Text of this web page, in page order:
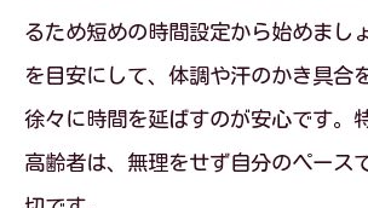
るため短めの時間設定から始めまし
を目安にして、体調や汗のかき具合
徐々に時間を延ばすのが安心です。
高齢者は、無理をせず自分のペース